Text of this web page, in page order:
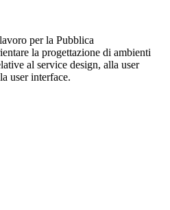
per la Pubblica
la progettazione di ambienti
al service design, alla user
user interface.